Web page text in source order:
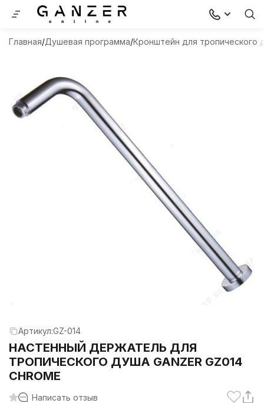
Главная Душевая программа Кронштейн для тропического
Артикул:GZ-014
НАСТЕННЫЙ ДЕРЖАТЕЛЬ ДЛЯ
ТРОПИЧЕСКОГО ДУША GANZER GZ014
CHROME
Написать отзыв